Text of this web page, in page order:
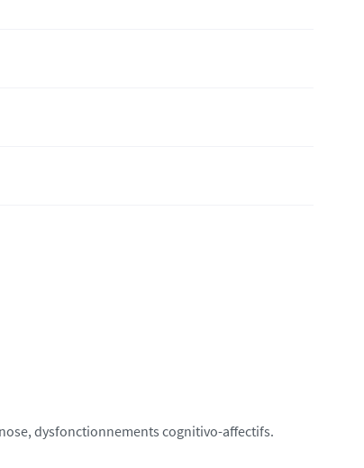
dysfonctionnements cognitivo-affectifs.